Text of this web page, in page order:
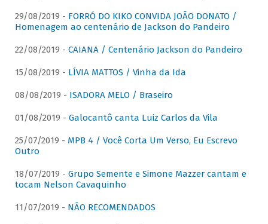
29/08/2019 - FORRÓ DO KIKO CONVIDA JOÃO DONATO /
Homenagem ao centenário de Jackson do Pandeiro
22/08/2019 - CAIANA / Centenário Jackson do Pandeiro
15/08/2019 - LÍVIA MATTOS / Vinha da Ida
08/08/2019 - ISADORA MELO / Braseiro
01/08/2019 - Galocantô canta Luiz Carlos da Vila
25/07/2019 - MPB 4 / Você Corta Um Verso, Eu Escrevo
Outro
18/07/2019 - Grupo Semente e Simone Mazzer cantam e
tocam Nelson Cavaquinho
11/07/2019 - NÃO RECOMENDADOS